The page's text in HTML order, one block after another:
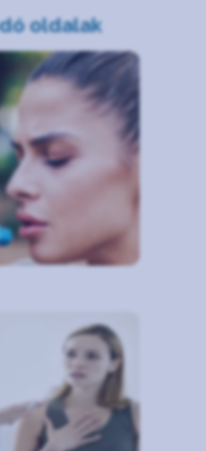
oldalak